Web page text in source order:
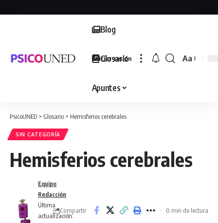
Blog
Glosario
Apuntes
Iniciar sesión
Font
Aa
PsicoUNED > Glosario > Hemisferios cerebrales
SIN CATEGORÍA
Hemisferios cerebrales
Última
actualización:
Equipo
Redacción
Compartir 0 min de lectura